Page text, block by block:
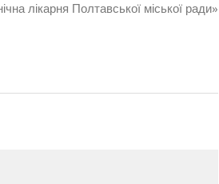
лікарня Полтавської міської ради»